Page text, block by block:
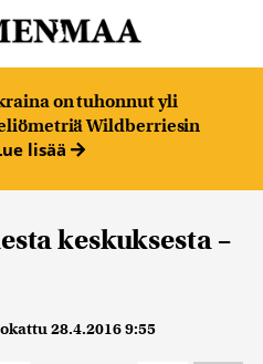
on tuhonnut yli
Wildberriesin
lisää
keskuksesta –
28.4.2016 9:55